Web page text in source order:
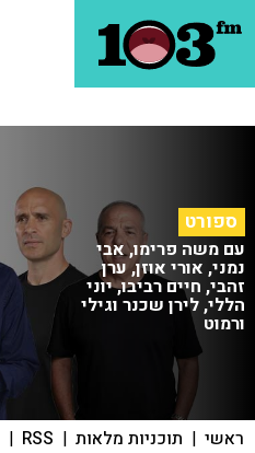
ספורט
עם משה פרימו, אבי
נמני, אורי אוזן, ערן
זהבי, חיים רביבו, יוני
הללי, לירן שכנר וגילי
ורמוט
ראשי | תוכניות מלאות |
RSS
|